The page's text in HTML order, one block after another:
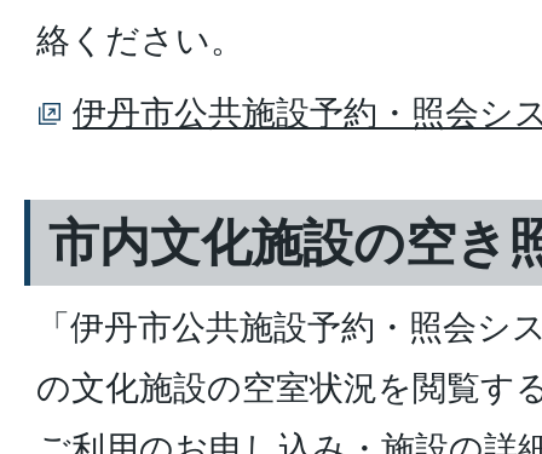
絡ください。
伊丹市公共施設予約・照会シ
市内文化施設の空き
「伊丹市公共施設予約・照会シ
の文化施設の空室状況を閲覧す